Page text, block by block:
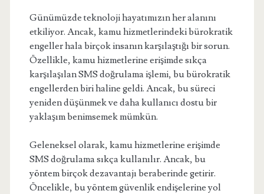
Günümüzde teknoloji hayatımızın her alanını
etkiliyor. Ancak, kamu hizmetlerindeki bürokratik
engeller hala birçok insanın karşılaştığı bir sorun.
Özellikle, kamu hizmetlerine erişimde sıkça
karşılaşılan SMS doğrulama işlemi, bu bürokratik
engellerden biri haline geldi. Ancak, bu süreci
yeniden düşünmek ve daha kullanıcı dostu bir
yaklaşım benimsemek mümkün.
Geleneksel olarak, kamu hizmetlerine erişimde
SMS doğrulama sıkça kullanılır. Ancak, bu
yöntem birçok dezavantajı beraberinde getirir.
Öncelikle, bu yöntem güvenlik endişelerine yol